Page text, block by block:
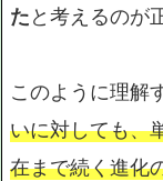
たと考えるのが
このように理解
いに対しても、
在まで続く進化